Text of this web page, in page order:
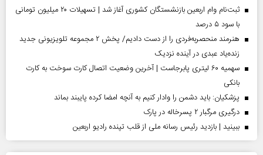
ثبت‌نام وام اربعین بازنشستگان کشوری آغاز شد | تسهیلات ۲۰ میلیون تومانی
با سود ۵ درصد
هنرمند منحصر‌به‌فردی را از دست دادیم/ پخش ۲ مجموعه تلویزیونی جدید
زنده‌یاد عبدی در آینده نزدیک
سهمیه ۶۰ لیتری پابرجاست | آخرین وضعیت اتصال کارت سوخت به کارت
بانکی
پزشکیان: باید دشمن را وادار کنیم به آنچه امضا کرده پایبند بماند
درگیری مرگبار ۲ پسرخاله در پارک
ببینید | بازدید رئیس رسانه ملی از قلب تپنده رادیو اربعین